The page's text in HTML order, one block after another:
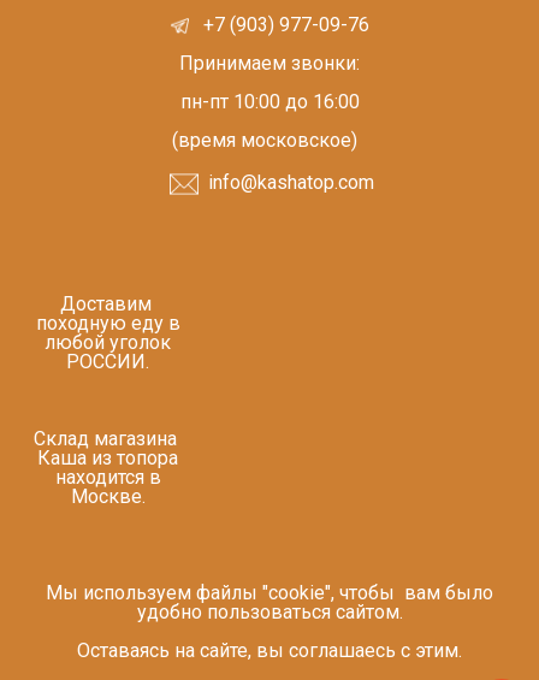
+7 (903) 977-09-76
Принимаем звонки:
пн-пт 10:00 до 16:00
(время московское)
info@kashatop.com
Доставим
походную еду в
любой уголок
РОССИИ.
Склад магазина
Каша из топора
находится в
Москве.
Мы используем файлы "cookie", чтобы вам было
удобно пользоваться сайтом.
Оставаясь на сайте, вы соглашаесь с этим.